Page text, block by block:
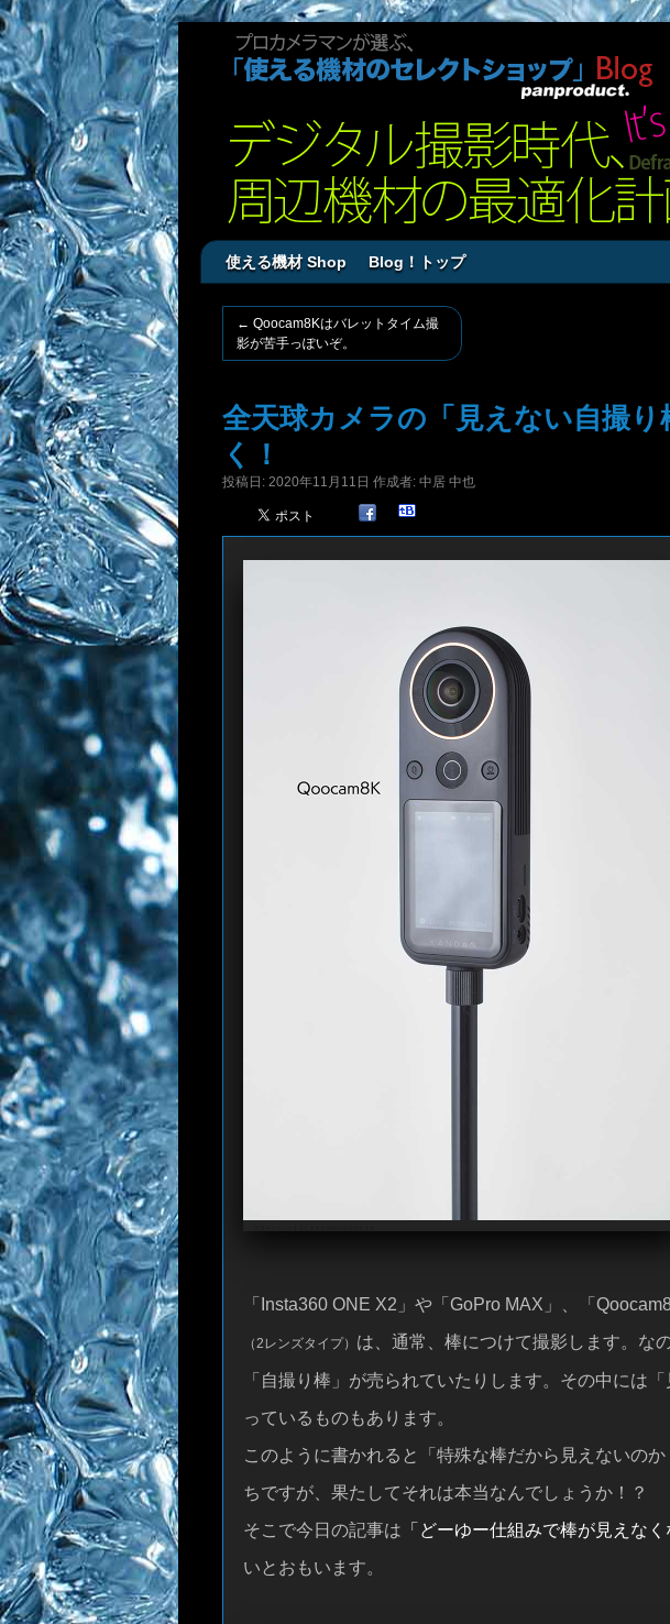
使える機材 Shop Blog！トップ
← Qoocam8Kはバレットタイム撮
影が苦手っぽいぞ。
全天球カメラの「見えない自撮
く！
投稿日: 2020年11月11日 作成者: 中居 中也
「Insta360 ONE X2」や「GoPro MAX」、「
（2レンズタイプ） は、通常、棒につけて撮影します。な
「自撮り棒」が売られていたりします。その中には
っているものもあります。
このように書かれると「特殊な棒だから見えないの
ちですが、果たしてそれは本当なんでしょうか！？
そこで今日の記事は 「どーゆー仕組みで棒が見えなく
いとおもいます。